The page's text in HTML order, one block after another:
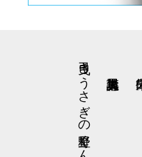
弓曳きうさぎの星野くん